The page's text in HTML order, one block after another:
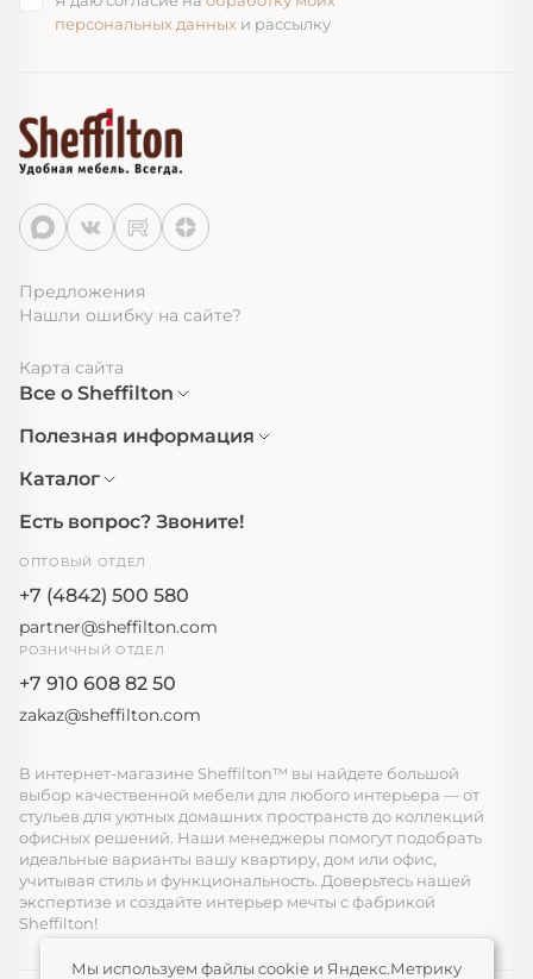
персональных данных и рассылку
Предложения
Нашли ошибку на сайте?
Карта сайта
Все о Sheffilton
Полезная информация
Каталог
Есть вопрос? Звоните!
ОПТОВЫЙ ОТДЕЛ
+7 (4842) 500 580
partner@sheffilton.com
РОЗНИЧНЫЙ ОТДЕЛ
+7 910 608 82 50
zakaz@sheffilton.com
В интернет-магазине Sheffilton™ вы найдете большой
выбор качественной мебели для любого интерьера — от
стульев для уютных домашних пространств до коллекций
офисных решений. Наши менеджеры помогут подобрать
идеальные варианты вашу квартиру, дом или офис,
учитывая стиль и функциональность. Доверьтесь нашей
экспертизе и создайте интерьер мечты с фабрикой
Sheffilton!
Мы используем файлы cookie и Яндекс.Метрику